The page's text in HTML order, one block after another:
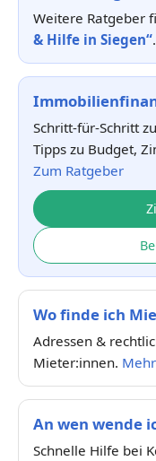
Weitere Ratgeber
& Hilfe in Siegen“.
Schritt-für-Schritt
Tipps zu Budget,
Zum Ratgeber
Wo finde ich
Adressen &
Mieter:innen.
An wen wende
Schnelle Hilfe bei